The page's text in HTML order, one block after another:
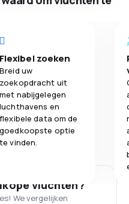
Flexibel zoeken
Breid uw
zoekopdracht uit
met nabijgelegen
luchthavens en
flexibele data om de
goedkoopste optie
te vinden.
vluchten?
We vergelijken